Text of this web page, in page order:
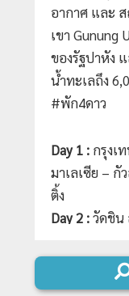
อากาศ และ
เขา Gunung
ของรัฐปาหัง
น้ำทะเลถึง
#พัก4ดาว
Day 1 : กรุงเ
มาเลเซีย – กั
ติ้ง
Day 2 :วัดชิน
Day 3 :ยะโฮว์